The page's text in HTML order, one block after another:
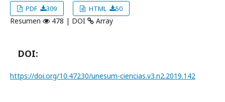
PDF
309 HTML 50
Resumen 478 | DOI Array
DOI:
https://doi.org/10.47230/unesum-ciencias.v3.n2.2019.142